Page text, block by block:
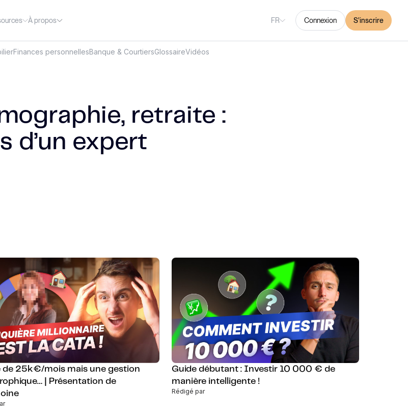
À propos FR Connexion S'inscrire
Finances personnellesBanque & CourtiersGlossaireVidéos
retraite :
d’un expert
de 25k€/mois mais une gestion
| Présentation de
Guide débutant : Investir 10 000 € de
manière intelligente !
Rédigé par